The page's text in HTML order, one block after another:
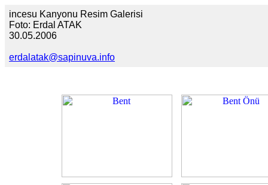
incesu Kanyonu Resim Galerisi
Foto: Erdal ATAK
30.05.2006
erdalatak@sapinuva.info